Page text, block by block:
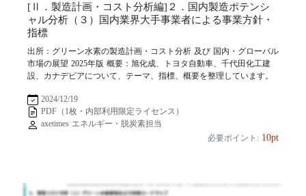
[Ⅱ．製造計画・コスト分析編]２．国内製造ポテンシ
ャル分析（３）国内業界大手事業者による事業方針・
指標
出所：グリーン水素の製造計画・コスト分析 及び 国内・グローバル
市場の展望 2025年版 概要：旭化成、トヨタ自動車、千代田化工建
設、カナデビアについて、テーマ、指標、概要を整理しています。
2024/12/19
PDF（1枚・内部利用限定ライセンス）
axetimes エネルギー・脱炭素担当
必要ポイント: 10pt